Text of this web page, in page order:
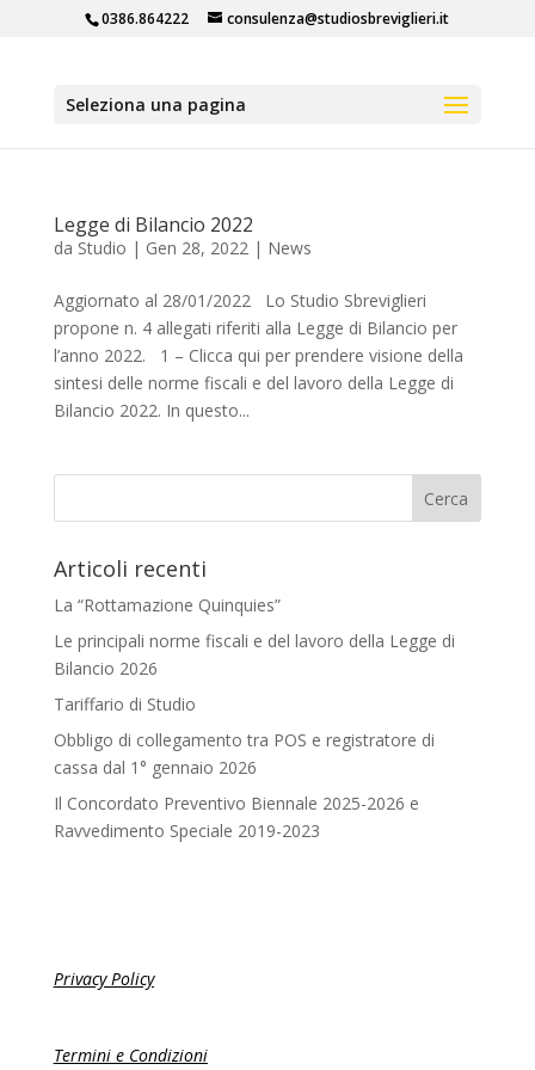
0386.864222 consulenza@studiosbreviglieri.it
Seleziona una pagina
Legge di Bilancio 2022
da Studio | Gen 28, 2022| News
Aggiornato al 28/01/2022 Lo Studio Sbreviglieri
propone n. 4 allegati riferiti alla Legge di Bilancio per
l’anno 2022. 1 – Clicca qui per prendere visione della
sintesi delle norme fiscali e del lavoro della Legge di
Bilancio 2022. In questo...
Articoli recenti
La “Rottamazione Quinquies”
Le principali norme fiscali e del lavoro della Legge di
Bilancio 2026
Tariffario di Studio
Obbligo di collegamento tra POS e registratore di
cassa dal 1° gennaio 2026
Il Concordato Preventivo Biennale 2025-2026 e
Ravvedimento Speciale 2019-2023
Privacy Policy
Termini e Condizioni